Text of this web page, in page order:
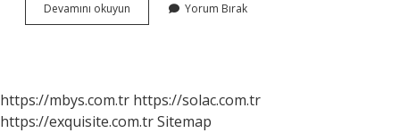
Devamını okuyun
Içerikler
Yorum Bırak
https://mbys.com.tr https://solac.com.tr
https://exquisite.com.trSitemap